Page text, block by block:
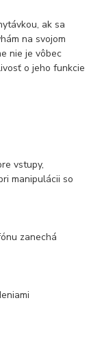
ak sa
na svojom
nie je vôbec
o jeho funkcie
vstupy,
manipulácii so
zanechá